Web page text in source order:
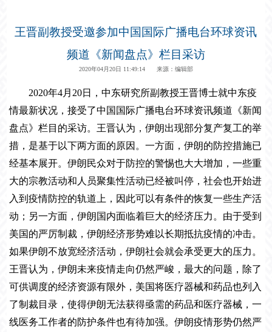
王晋副教授受邀参加中国国际广播电台环球资讯
频道《新闻盘点》栏目采访
2020年04月20日 11:49:14 来源：编辑部
2020年4月 20日，中东研究所副教授王晋博士就中东疫
情最新状况，接受了中国国际广播电台环球资讯频道《新闻
盘点》栏目的采访。王晋认为，伊朗出现部分复产复工的举
措，是基于以下两方面的原因。一方面，伊朗的防控措施已
经基本展开。伊朗民众对于防控的警惕也大大增加，一些重
大的宗教活动和人员聚集性活动已经被叫停，社会也开始进
入到疫情防控的轨道上，因此可以有条件的恢复一些生产活
动；另一方面，伊朗国内面临着巨大的经济压力。由于受到
美国的严厉制裁，伊朗经济形势难以长期抵抗疫情的冲击。
如果伊朗不放宽经济活动，伊朗社会就会承受更大的压力。
王晋认为，伊朗未来疫情走向仍然严峻，最大的问题，除了
可供调度的经济资源有限外，美国将医疗器械和药品也列入
了制裁目录，使得伊朗无法获得亟需的药品和医疗器械，一
线医务工作者的防护条件也有待加强。伊朗疫情形势仍然严